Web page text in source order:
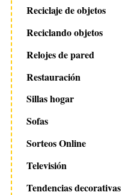
Reciclaje de objetos
Reciclando objetos
Relojes de pared
Restauración
Sillas hogar
Sofas
Sorteos Online
Televisión
Tendencias decorativas